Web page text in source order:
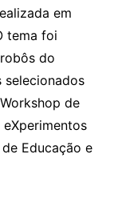
em
tema foi
do
selecionados
de
eXperimentos
Educação e